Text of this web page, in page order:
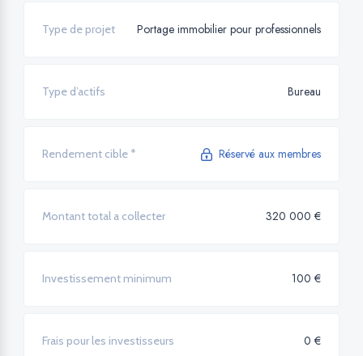
Type de projet Portage immobilier pour professionnels
Type d’actifs Bureau
Rendement cible * Réservé aux membres
Montant total a collecter 320 000 €
Investissement minimum 100 €
Frais pour les investisseurs 0 €